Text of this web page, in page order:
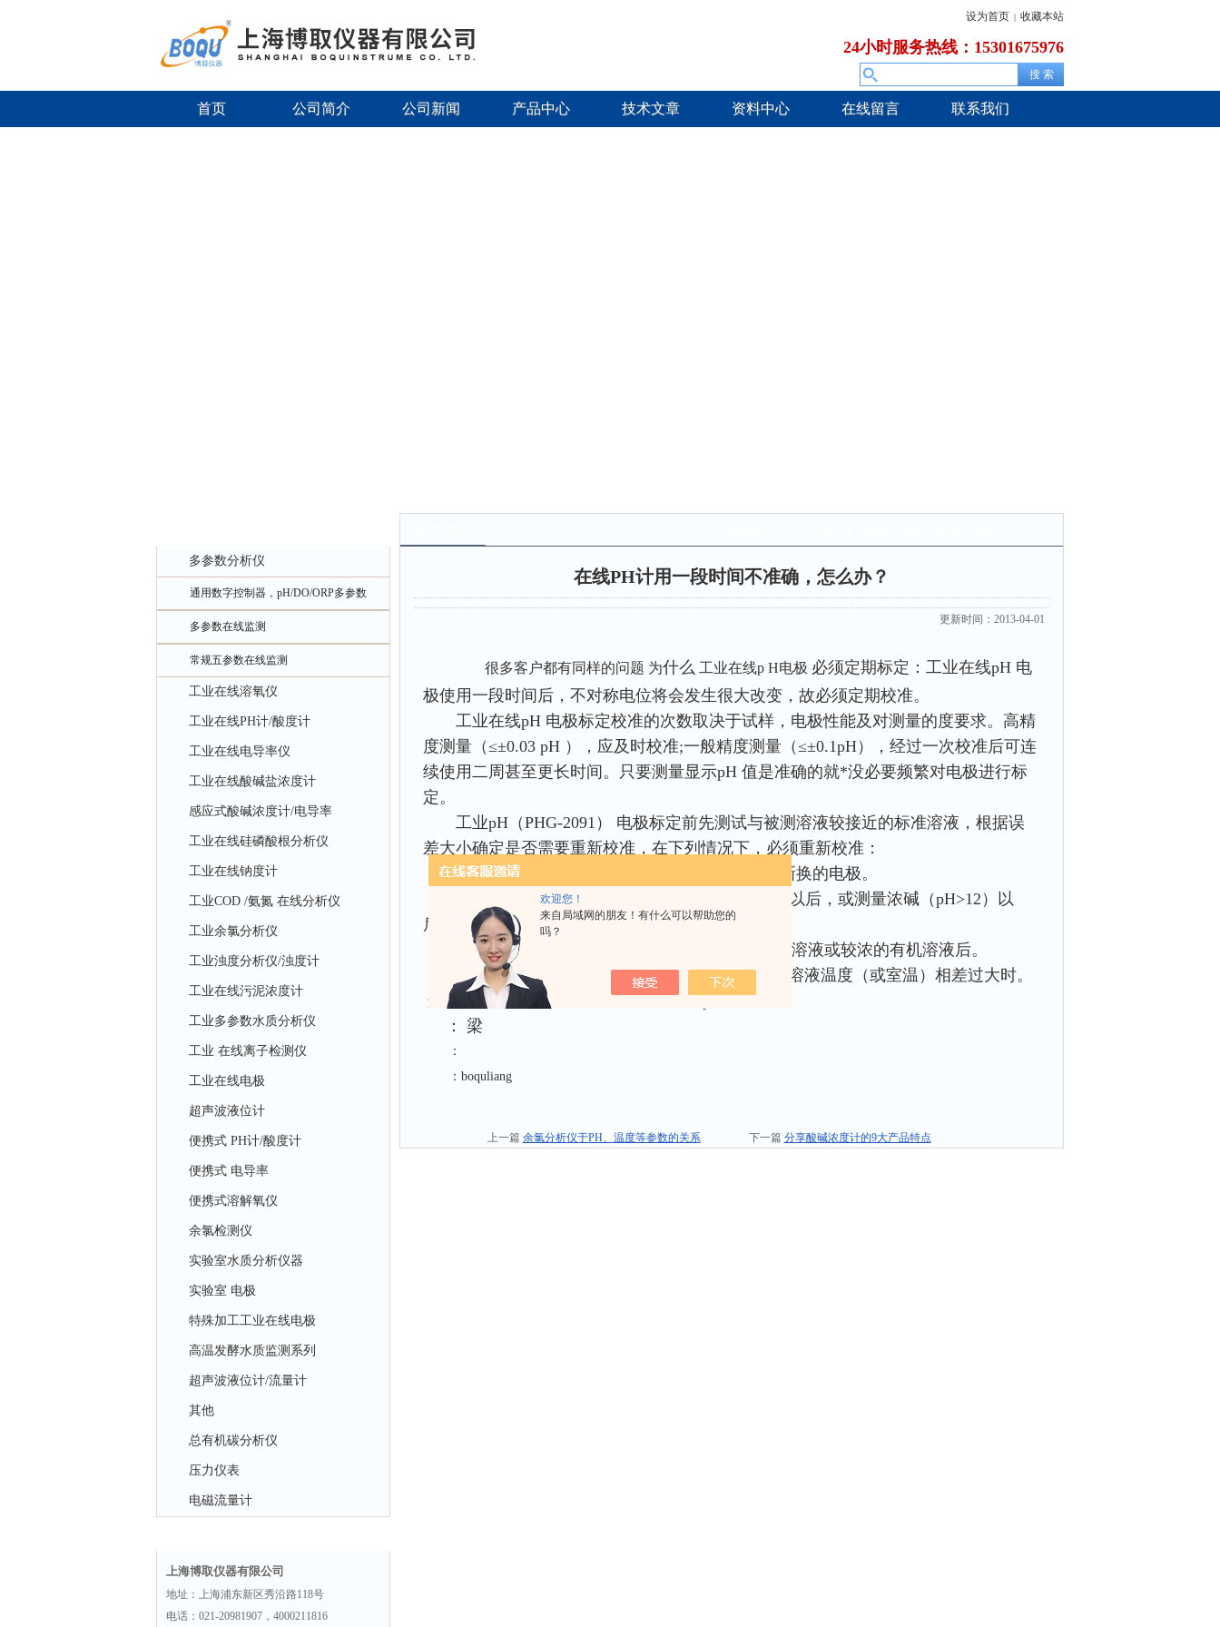
欢迎您！
来自局域网的朋友！有什么可以帮助您的
吗？
设为首页 | 收藏本站
24小时服务热线：15301675976
首页 公司简介 公司新闻 产品中心 技术文章 资料中心 在线留言 联系我们
多参数分析仪
通用数字控制器，pH/DO/ORP多参数
多参数在线监测
常规五参数在线监测
工业在线溶氧仪
工业在线PH计/酸度计
工业在线电导率仪
工业在线酸碱盐浓度计
感应式酸碱浓度计/电导率
工业在线硅磷酸根分析仪
工业在线钠度计
工业COD /氨氮 在线分析仪
工业余氯分析仪
工业浊度分析仪/浊度计
工业在线污泥浓度计
工业多参数水质分析仪
工业 在线离子检测仪
工业在线电极
超声波液位计
便携式 PH计/酸度计
便携式 电导率
便携式溶解氧仪
余氯检测仪
实验室水质分析仪器
实验室 电极
特殊加工工业在线电极
高温发酵水质监测系列
超声波液位计/流量计
其他
总有机碳分析仪
压力仪表
电磁流量计
上海博取仪器有限公司
地址：上海浦东新区秀沿路118号
电话：021-20981907，4000211816
在线PH计用一段时间不准确，怎么办？
更新时间：2013-04-01
很多客户都有同样的问题 为什么 工业在线p H电极 必须定期标定：工业在线pH 电
极使用一段时间后，不对称电位将会发生很大改变，故必须定期校准。
工业在线pH 电极标定校准的次数取决于试样，电极性能及对测量的度要求。高精
度测量（≤±0.03 pH ），应及时校准;一般精度测量（≤±0.1pH），经过一次校准后可连
续使用二周甚至更长时间。只要测量显示pH 值是准确的就*没必要频繁对电极进行标
定。
工业pH（PHG-2091） 电极标定前先测试与被测溶液较接近的标准溶液，根据误
差大小确定是否需要重新校准，在下列情况下，必须重新校准：
工业pH （PHG-2081）电极长期使用的电极基新换的电极。
（PHG-3081）
电极测量浓酸（pH <2）以后，或测量浓碱（pH>12）以
后。
工业pH（PHG-2091A）
电极测量含有氟化物的溶液或较浓的有机溶液后。
工业pH （PHG-206）
电极被测溶液温度与标准溶液温度（或室温）相差过大时。
连接更多PH计资料，可登陆www.shobqu1718.com
： 梁
：
：boquliang
上一篇 余氯分析仪于PH、温度等参数的关系 下一篇 分享酸碱浓度计的9大产品特点